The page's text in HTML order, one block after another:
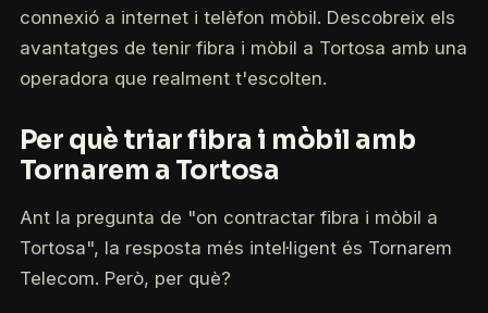
connexió a internet i telèfon mòbil. Descobreix els
avantatges de tenir fibra i mòbil a Tortosa amb una
operadora que realment t'escolten.
Per què triar fibra i mòbil amb
Tornarem a Tortosa
Ant la pregunta de "on contractar fibra i mòbil a
Tortosa", la resposta més intel·ligent és Tornarem
Telecom. Però, per què?